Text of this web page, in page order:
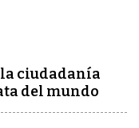
la ciudadanía
del mundo